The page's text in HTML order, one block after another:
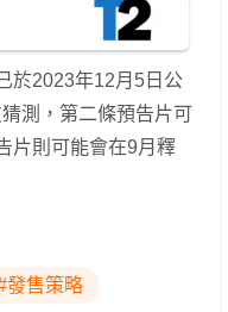
於2023年12月5日公
測，第二條預告片可
片則可能會在9月釋
發售策略